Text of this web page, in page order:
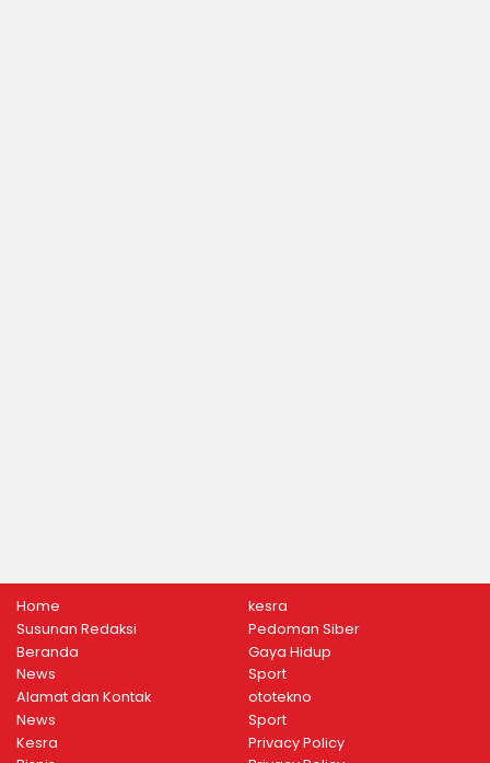
Home
Susunan Redaksi
Beranda
News
Alamat dan Kontak
News
Kesra
kesra
Pedoman Siber
Gaya Hidup
Sport
ototekno
Sport
Privacy Policy